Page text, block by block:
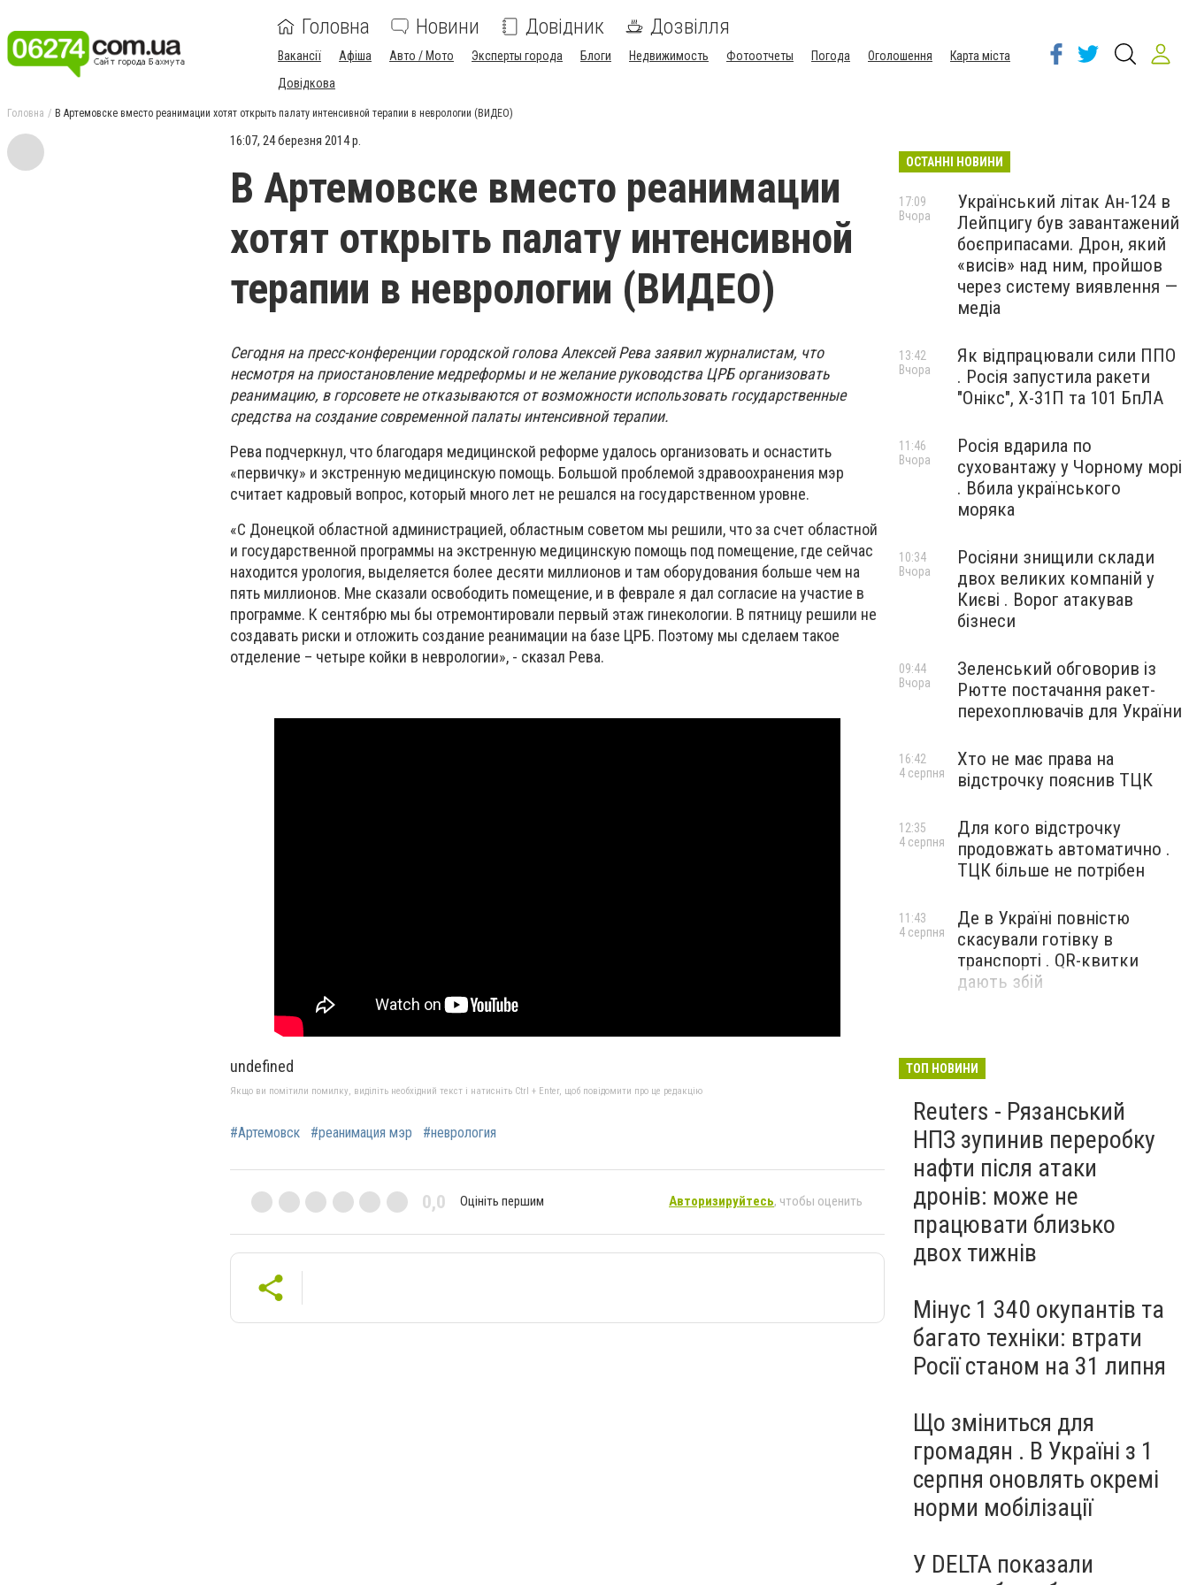
Головна Новини Довідник Дозвілля
Вакансії Афіша Авто / Мото Эксперты города Блоги Недвижимость Фотоотчеты Погода Оголошення
Карта міста
Довідкова
Головна В Артемовске вместо реанимации хотят открыть палату интенсивной терапии в неврологии (ВИДЕО)
16:07, 24 березня 2014 р.
В Артемовске вместо реанимации
хотят открыть палату интенсивной
терапии в неврологии (ВИДЕО)
Сегодня на пресс-конференции городской голова Алексей Рева заявил журналистам, что
несмотря на приостановление медреформы и не желание руководства ЦРБ организовать
реанимацию, в горсовете не отказываются от возможности использовать государственные
средства на создание современной палаты интенсивной терапии.
Рева подчеркнул, что благодаря медицинской реформе удалось организовать и оснастить
«первичку» и экстренную медицинскую помощь. Большой проблемой здравоохранения мэр
считает кадровый вопрос, который много лет не решался на государственном уровне.
«С Донецкой областной администрацией, областным советом мы решили, что за счет областной
и государственной программы на экстренную медицинскую помощь под помещение, где сейчас
находится урология, выделяется более десяти миллионов и там оборудования больше чем на
пять миллионов. Мне сказали освободить помещение, и в феврале я дал согласие на участие в
программе. К сентябрю мы бы отремонтировали первый этаж гинекологии. В пятницу решили не
создавать риски и отложить создание реанимации на базе ЦРБ. Поэтому мы сделаем такое
отделение – четыре койки в неврологии», - сказал Рева.
undefined
Якщо ви помітили помилку, виділіть необхідний текст і натисніть Ctrl + Enter, щоб повідомити про це редакцію
#Артемовск #реанимация мэр #неврология
0,0 Оцініть першим Авторизируйтесь, чтобы оценить
ОСТАННІ НОВИНИ
Український літак Ан-124 в
Лейпцигу був завантажений
боєприпасами. Дрон, який
«висів» над ним, пройшов
через систему виявлення —
медіа
17:09
Вчора
Як відпрацювали сили ППО
. Росія запустила ракети
"Онікс", Х-31П та 101 БпЛА
13:42
Вчора
Росія вдарила по
суховантажу у Чорному морі
. Вбила українського
моряка
11:46
Вчора
Росіяни знищили склади
двох великих компаній у
Києві . Ворог атакував
бізнеси
10:34
Вчора
Зеленський обговорив із
Рютте постачання ракет-
перехоплювачів для України
09:44
Вчора
Хто не має права на
відстрочку пояснив ТЦК
16:42
4 серпня
Для кого відстрочку
продовжать автоматично .
ТЦК більше не потрібен
12:35
4 серпня
Де в Україні повністю
скасували готівку в
транспорті . QR-квитки
дають збій
11:43
4 серпня
ТОП НОВИНИ
Reuters - Рязанський
НПЗ зупинив переробку
нафти після атаки
дронів: може не
працювати близько
двох тижнів
Мінус 1 340 окупантів та
багато техніки: втрати
Росії станом на 31 липня
Що зміниться для
громадян . В Україні з 1
серпня оновлять окремі
норми мобілізації
У DELTA показали